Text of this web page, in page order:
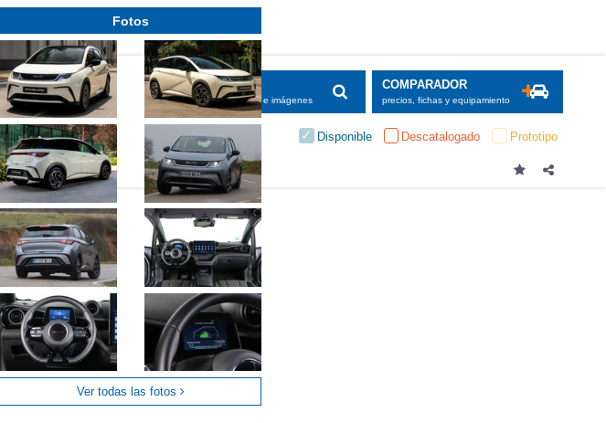
BUSCADOR
informaciones, fichas e imágenes
COMPARADOR
precios, fichas y equipamiento
Disponible Descatalogado Prototipo
Fotos
Ver todas las fotos